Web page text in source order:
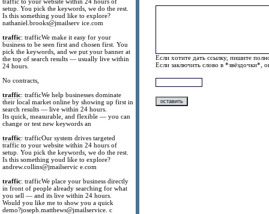
setup. You pick the keywords, we do the rest.
Is this something youd like to explore?
nathaniel.brooks@jmailserv ice.com
traffic: trafficWe make it easy for your
business to be seen first and chosen first. You
pick the keywords, and we put your banner at
the top of search results — usually live within
24 hours.
No contracts,
traffic: trafficWe help businesses dominate
their local market online by showing up first in
search results — live within 24 hours.
Its quick, measurable, and flexible — you can
change or test new keywords an
traffic: trafficOur system drives targeted
traffic to your website within 24 hours of
setup. You pick the keywords, we do the rest.
Is this something youd like to explore?
andrew.collins@jmailservic e.com
traffic: trafficWe place your business directly
in front of people already searching for what
you sell — and its live within 24 hours.
Would you like me to show you a quick
demo?joseph.matthews@jmailservice. c
Если хотите дать ссылку, пишите
Если заключить слово в *звёздочки*,